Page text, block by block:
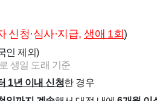
신청·심사·지급,생애 1회)
인 제외)
생일 도래 기준
1년 이내 신청한 경우